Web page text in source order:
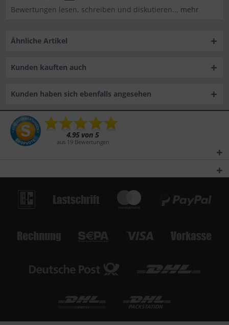
Bewertungen lesen, schreiben und diskutieren... mehr
Ähnliche Artikel
Kunden kauften auch
Kunden haben sich ebenfalls angesehen